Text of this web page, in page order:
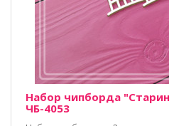
Набор чипборда
ЧБ-4053